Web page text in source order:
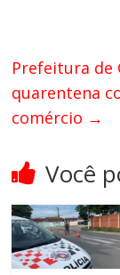
Prefeitura de
quarentena
comércio →
Você